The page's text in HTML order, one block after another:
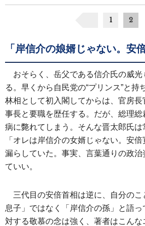
1 2
「岸信介の娘婿じゃない。安
おそらく、岳父である信介氏の威
る。早くから自民党の“プリンス”と持
林相として初入閣してからは、官房
事長と要職を歴任する。だが、総理総
病に斃れてしまう。そんな晋太郎氏は
「オレは岸信介の女婿じゃない。安
漏らしていた。事実、言葉通りの政治
ていい。
三代目の安倍首相は逆に、自分の
息子」ではなく「岸信介の孫」と語
対する敬慕の念は強く、著者はこん